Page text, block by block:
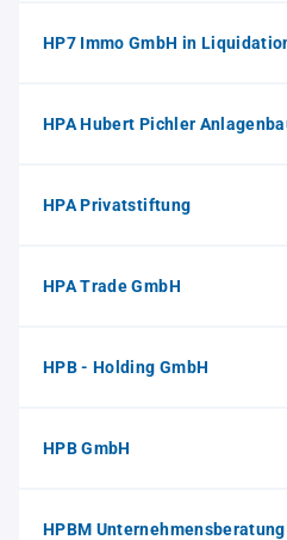
HP7 Immo GmbH in
HPA Hubert Pichler
HPA Privatstiftung
HPA Trade GmbH
HPB - Holding GmbH
HPB GmbH
HPBM